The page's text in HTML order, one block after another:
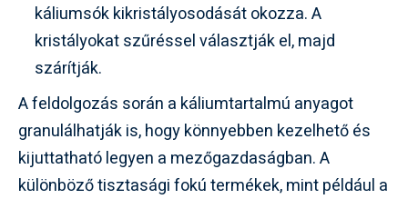
káliumsók kikristályosodását okozza. A
kristályokat szűréssel választják el, majd
szárítják.
A feldolgozás során a káliumtartalmú anyagot
granulálhatják is, hogy könnyebben kezelhető és
kijuttatható legyen a mezőgazdaságban. A
különböző tisztasági fokú termékek, mint például a